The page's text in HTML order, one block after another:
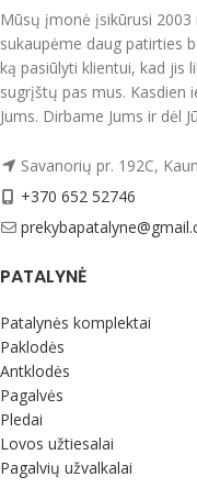
oxford apsiuvimu voko tipo
įvilkimas.
Patalynės komplektai
dailioje dėžutėje. Tinkami
Pagaminta Ukrainoje.
Skalbti išverstus į blogąją pusę
laipsnių temperatūroje, su
spalvų skalbiniais.
tausojantį medvilninių audinių
skalbiklis TENETEX
Mūsų įmonė įsikūrusi
sukaupėme daug patirties
ką pasiūlyti klientui, kad jis
sugrįštų pas mus. Kasdien
Jums. Dirbame Jums ir dėl
Savanorių pr. 192C,
+370 652 52746
PATALYNĖ
Patalynės komplektai
Paklodės
Antklodės
Pagalvės
Pledai
Lovos užtiesalai
Pagalvių užvalkalai